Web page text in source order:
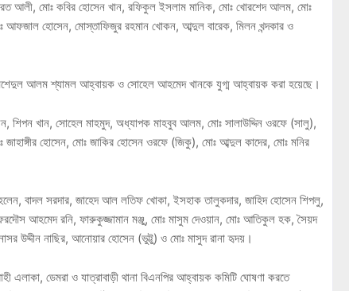
আলী, মোঃ কবির হোসেন খান, রফিকুল ইসলাম মানিক, মোঃ খোরশেদ আলম, মোঃ
হোসেন, মোস্তাফিজুর রহমান খোকন, আব্দুল বারেক, মিলন খন্দকার ও
আলম শ্যামল আহ্বায়ক ও সোহেল আহমেদ খানকে যুগ্ম আহ্বায়ক করা হয়েছে।
শিপন খান, সোহেল মাহমুদ, অধ্যাপক মাহবুব আলম, মোঃ সালাউদ্দিন ওরফে (সালু),
হোসেন, মোঃ জাকির হোসেন ওরফে (জিকু), মোঃ আব্দুল কাদের, মোঃ মনির
বাদল সরদার, জাহেদ আল লতিফ খোকা, ইসহাক তালুকদার, জাহিদ হোসেন শিপলু,
আহমেদ রনি, ফারুকুজ্জামান মঞ্জু, মোঃ মাসুম দেওয়ান, মোঃ আতিকুল হক, সৈয়দ
উদ্দীন নাছির, আনোয়ার হোসেন (ভুট্টু) ও মোঃ মাসুদ রানা হৃদয়।
এলাকা, ডেমরা ও যাত্রাবাড়ী থানা বিএনপির আহ্বায়ক কমিটি ঘোষণা করতে